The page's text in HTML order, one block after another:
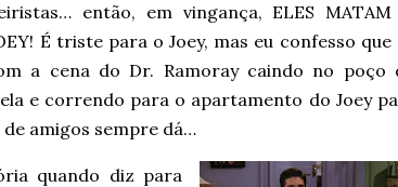
então, em vingança, ELES MATAM
É triste para o Joey, mas eu confesso que
a cena do Dr. Ramoray caindo no poço
e correndo para o apartamento do Joey
amigos sempre dá…
quando diz para